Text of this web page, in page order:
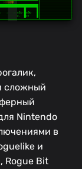
сложный
Nintendo
в
и
Rogue Bit